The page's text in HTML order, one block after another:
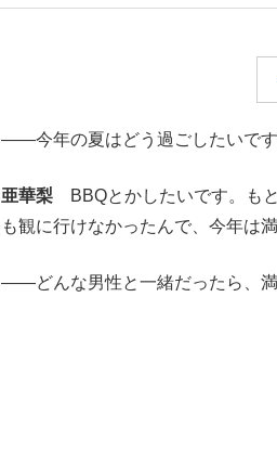
——今年の夏はどう過ごしたいです
亜華梨 BBQとかしたいです。も
も観に行けなかったんで、今年は
——どんな男性と一緒だったら、満